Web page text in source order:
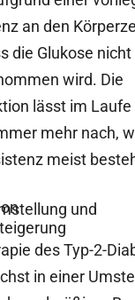
an den
die Glukose nicht
wird. Die
lässt im Laufe
mehr nach,
meist
und
des Typ-2-
in einer